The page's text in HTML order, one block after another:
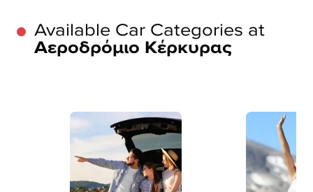
Available Car Categories at
Αεροδρόμιο Κέρκυρας